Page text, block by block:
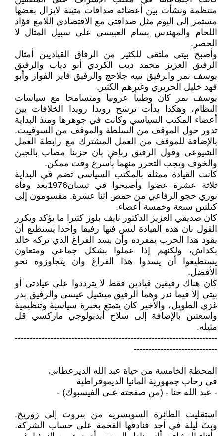
منتظمة ونشأت بين أعضائه صداقات متينة لايزال بعضها
مستمر إلى اليوم مثل صداقتي مع الاقتصادي اللامع فؤاد
اللحام والمهندس بسام العبيسي على سبيل المثال لا
الحصر.
وأصبح بيتي ملتقى للكثير من الرفاق القياديين أمثال
الرفيق العزيز محمد ديب الكردي أبو دياب والرفيق
يوسف نمر والرفيق نبيه جلاحج والرفيق فايز الفواز وأبو
فهد خليل الحريري وغيرهم الكثير.
يوسف نمر كان وطنياً عروبيا ومتسامحا مع سياسات
النظام، وهكذا بدأت ترشح رويدا رويدا الخلافات بين
أعضاء المكتب السياسي وكانت في جوهرها ومنذ البداية
تدور حول الموقف من السلطة والموقف من السوفييت.
بالإضافة للموقف من العمل المشترك مع رابطة العمل
الشيوعي وقول الرفيق رباض بان حزبنا مصاب بالجبن
والخوف ويجب التحرر منهما بأسرع وقت ممكن.
كانت القيادة ممثلة بالمكتب السياسي تضم في البداية
ثلاثة عشرة عضوا وأصبحوا في نيسان1976بعد وفاة
نوري حجو الرفاعي من حمص اثنا عشرة. مقسومون إلى
كتلتين سبعة وخمسة أعضاء.
كان صديقي العزيز الدكتور نايف بلوز كثيرا ما يؤكد ويكرر
القول بان هذه القيادة ليس فيها رفيقا واحدا يستطيع أن
يقود هذا الحزب بمفرده وأن يسد الفراغ الذي تركه خالد
بكداش، ولكنهم إذا عملوا بشكل جماعي ومتعاون
يستطيعوا أن يسدوا هذا الفراغ وان يتجاوزوه نحو
الأفضل.
كان هناك رفيقين قيادين فقط لا يترددوا على عيادتي أو
بيتي إلا فيما ندر وهما الرفيق ميشيل عيسى والرفيق بدر
غزي الطويل، والأخير كان يتمتع بخبرة سياسية وتنظيمية
واسعتين بالإضافة إلى سلاح أيديولوجي ماركسي قل
مثيله.
--------------------------------------------------------------------
----------------------------
المحطة الخامسة من حياة عبد الله الديرعطاني
في رحاب جمهورية المانيا الديموقراطية
- عبد الله حنا - (من صفحته على الفيسبوك) -
استقليت الطائرة السويسرية من بيروت إلى زوريخ.
وبتّ ليلة في أحد فنادقها الفخمة على حساب الشركة.